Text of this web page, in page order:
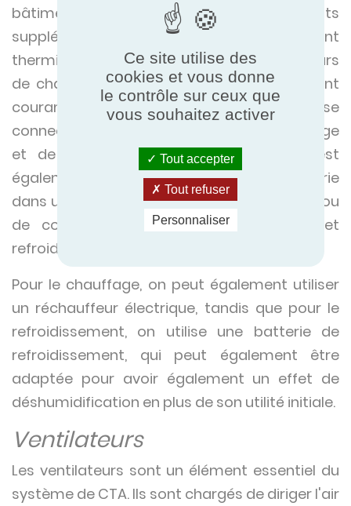
bâtiment. Dans ce cas, des composants
supplémentaires pour le traitement
thermique sont nécessaires. Les échangeurs
de chaleur compacts eau/air à ailettes sont
couramment utilisés. Ces systèmes se
connectent au système central de chauffage
et de refroidissement du bâtiment. Il est
également possible d'incorporer une batterie
dans une CTA, qui fera office d'évaporateur ou
de condenseur d'un circuit frigorifique et
refroidira ou chauffera l'air traité.
Pour le chauffage, on peut également utiliser
un réchauffeur électrique, tandis que pour le
refroidissement, on utilise une batterie de
refroidissement, qui peut également être
adaptée pour avoir également un effet de
déshumidification en plus de son utilité initiale.
Ventilateurs
Les ventilateurs sont un élément essentiel du
système de CTA. Ils sont chargés de diriger l'air
Ce site utilise des
cookies et vous donne
le contrôle sur ceux que
vous souhaitez activer
Tout accepter
Tout refuser
Personnaliser